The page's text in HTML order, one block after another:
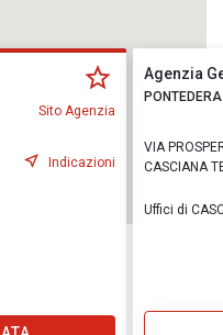
Sito Agenzia
Indicazioni
Agenzia
VIA
CASCIANA
Uffici di